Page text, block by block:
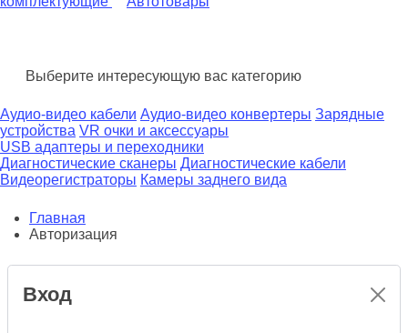
Выберите интересующую вас категорию
Аудио-видео кабели Аудио-видео конвертеры Зарядные
устройства VR очки и аксессуары
USB адаптеры и переходники
Диагностические сканеры Диагностические кабели
Видеорегистраторы Камеры заднего вида
Главная
Авторизация
Вход